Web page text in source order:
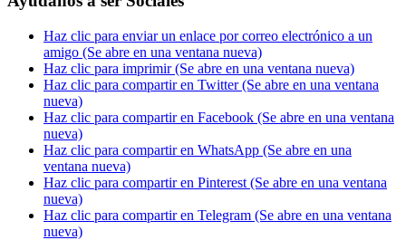
Haz clic para enviar un enlace por correo electrónico a un
amigo (Se abre en una ventana nueva)
Haz clic para imprimir (Se abre en una ventana nueva)
Haz clic para compartir en Twitter (Se abre en una ventana
nueva)
Haz clic para compartir en Facebook (Se abre en una ventana
nueva)
Haz clic para compartir en WhatsApp (Se abre en una
ventana nueva)
Haz clic para compartir en Pinterest (Se abre en una ventana
nueva)
Haz clic para compartir en Telegram (Se abre en una ventana
nueva)